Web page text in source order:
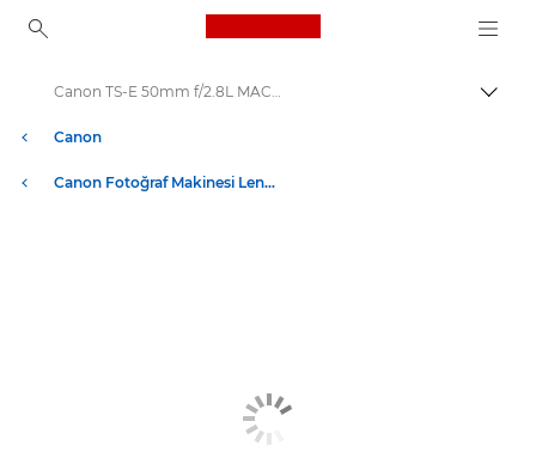
Canon Logo, back to
İçerik
Canon
Canon Fotoğraf Makinesi Lensleri
Canon TS-E 50mm f/2.8L MACRO - Lensler - Fotoğraf Makinesi ve Fotoğraf lensleri